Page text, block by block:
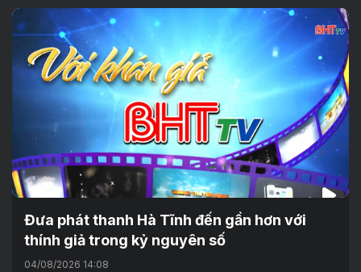
Đưa phát thanh Hà Tĩnh đến gần hơn với
thính giả trong kỷ nguyên số
04/08/2026 14:08